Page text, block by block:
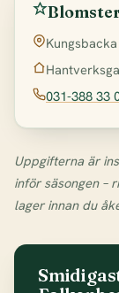
Kungsbacka
031-388 33
Uppgifterna är
inför säsongen –
lager innan du